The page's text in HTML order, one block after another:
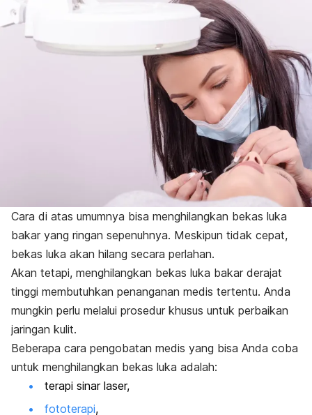
Cara di atas umumnya bisa menghilangkan bekas luka
bakar yang ringan sepenuhnya. Meskipun tidak cepat,
bekas luka akan hilang secara perlahan.
Akan tetapi, menghilangkan bekas luka bakar derajat
tinggi membutuhkan penanganan medis tertentu. Anda
mungkin perlu melalui prosedur khusus untuk perbaikan
jaringan kulit.
Beberapa cara pengobatan medis yang bisa Anda coba
untuk menghilangkan bekas luka adalah:
terapi sinar laser,
fototerapi,